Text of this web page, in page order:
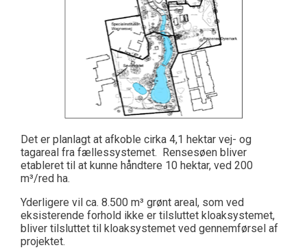
Det er planlagt at afkoble cirka 4,1 hektar vej- og
tagareal fra fællessystemet. Rensesøen bliver
etableret til at kunne håndtere 10 hektar, ved 200
m³/red ha.
Yderligere vil ca. 8.500 m³ grønt areal, som ved
eksisterende forhold ikke er tilsluttet kloaksystemet,
bliver tilsluttet til kloaksystemet ved gennemførsel af
projektet.